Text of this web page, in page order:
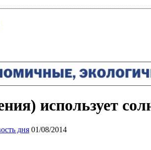
использует
дня 01/08/2014